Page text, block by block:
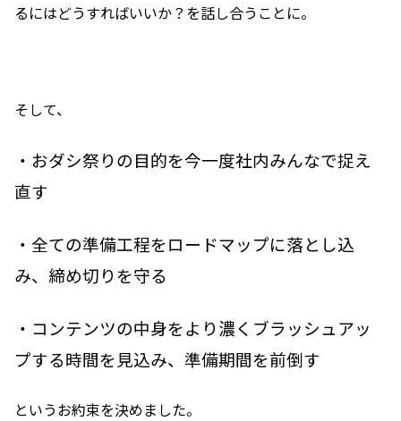
るにはどうすればいいか？を話し合うことに。
そして、
・おダシ祭りの目的を今一度社内みんなで捉え
直す
・全ての準備工程をロードマップに落とし込
み、締め切りを守る
・コンテンツの中身をより濃くブラッシュアッ
プする時間を見込み、準備期間を前倒す
というお約束を決めました。